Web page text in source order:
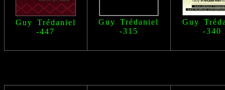
Guy Trédaniel
-447
Guy Trédaniel
-315
Guy
-340